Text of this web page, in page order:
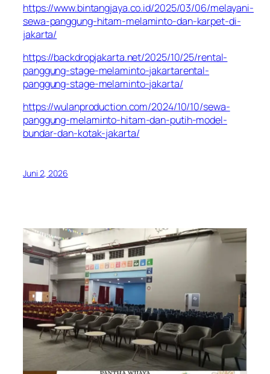
https://www.bintangjaya.co.id/2025/03/06/melayani-
sewa-panggung-hitam-melaminto-dan-karpet-di-
jakarta/
https://backdropjakarta.net/2025/10/25/rental-
panggung-stage-melaminto-jakartarental-
panggung-stage-melaminto-jakarta/
https://wulanproduction.com/2024/10/10/sewa-
panggung-melaminto-hitam-dan-putih-model-
bundar-dan-kotak-jakarta/
Juni 2, 2026